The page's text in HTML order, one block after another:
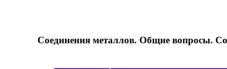
Соединения металлов. Общие вопросы.